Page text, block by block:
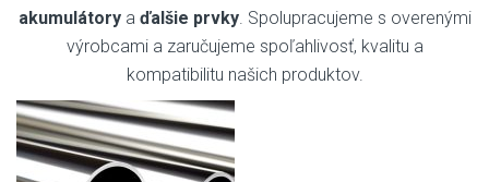
akumulátorya ďalšie prvky. Spolupracujeme s overenými
výrobcami a zaručujeme spoľahlivosť, kvalitu a
kompatibilitu našich produktov.